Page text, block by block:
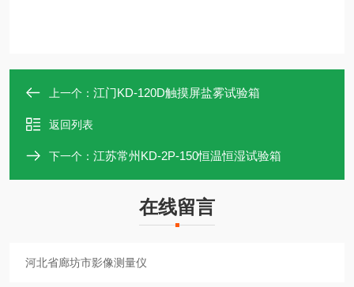
上一个： 江门KD-120D触摸屏盐雾试验箱
返回列表
下一个： 江苏常州KD-2P-150恒温恒湿试验箱
在线留言